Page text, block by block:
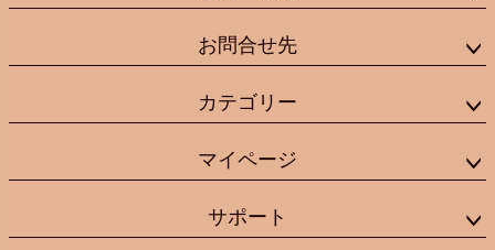
お問合せ先
カテゴリー
マイページ
サポート